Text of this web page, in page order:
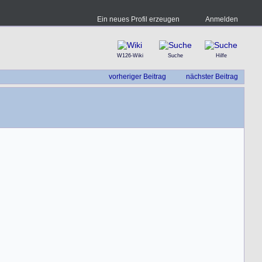
Ein neues Profil erzeugen Anmelden
W126-Wiki Suche Hilfe
vorheriger Beitrag nächster Beitrag